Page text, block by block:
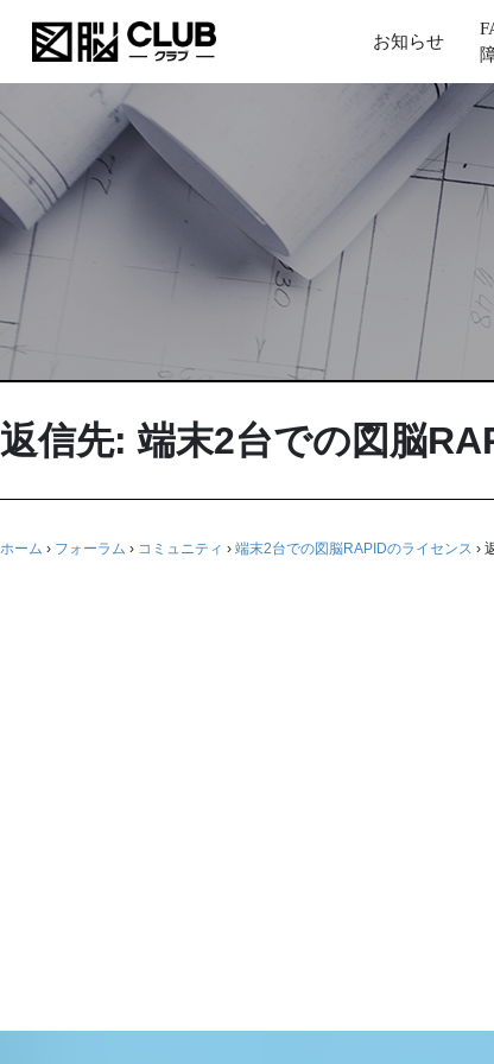
お知らせ
返信先: 端末2台での図脳
ホーム › フォーラム › コミュニティ › 端末2台での図脳RAPIDのライセンス ›